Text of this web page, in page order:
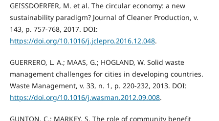
GEISSDOERFER, M. et al. The circular economy: a new
sustainability paradigm? Journal of Cleaner Production, v.
143, p. 757-768, 2017. DOI:
https://doi.org/10.1016/j.jclepro.2016.12.048.
GUERRERO, L. A.; MAAS, G.; HOGLAND, W. Solid waste
management challenges for cities in developing countries.
Waste Management, v. 33, n. 1, p. 220-232, 2013. DOI:
https://doi.org/10.1016/j.wasman.2012.09.008.
GUNTON, C.; MARKEY, S. The role of community benefit